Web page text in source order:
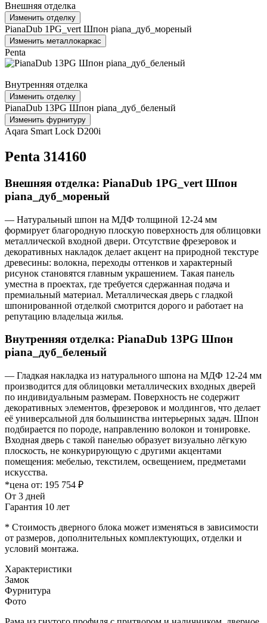
Внешняя отделка
Изменить отделку
PianaDub 1PG_vert Шпон piana_дуб_мореный
Изменить металлокаркас
Penta
Внутренняя отделка
Изменить отделку
PianaDub 13PG Шпон piana_дуб_беленый
Изменить фурнитуру
Aqara Smart Lock D200i
Penta 314160
Внешняя отделка: PianaDub 1PG_vert Шпон
piana_дуб_мореный
— Натуральный шпон на МДФ толщиной 12-24 мм
формирует благородную плоскую поверхность для облицовки
металлической входной двери. Отсутствие фрезеровок и
декоративных накладок делает акцент на природной текстуре
древесины: волокна, переходы оттенков и характерный
рисунок становятся главным украшением. Такая панель
уместна в проектах, где требуется сдержанная подача и
премиальный материал. Металлическая дверь с гладкой
шпонированной отделкой смотрится дорого и работает на
репутацию владельца жилья.
Внутренняя отделка: PianaDub 13PG Шпон
piana_дуб_беленый
— Гладкая накладка из натурального шпона на МДФ 12-24 мм
производится для облицовки металлических входных дверей
по индивидуальным размерам. Поверхность не содержит
декоративных элементов, фрезеровок и молдингов, что делает
её универсальной для большинства интерьерных задач. Шпон
подбирается по породе, направлению волокон и тонировке.
Входная дверь с такой панелью образует визуально лёгкую
плоскость, не конкурирующую с другими акцентами
помещения: мебелью, текстилем, освещением, предметами
искусства.
*цена от: 195 754 ₽
От 3 дней
Гарантия 10 лет
* Стоимость дверного блока может изменяться в зависимости
от размеров, дополнительных комплектующих, отделки и
условий монтажа.
Характеристики
Замок
Фурнитура
Фото